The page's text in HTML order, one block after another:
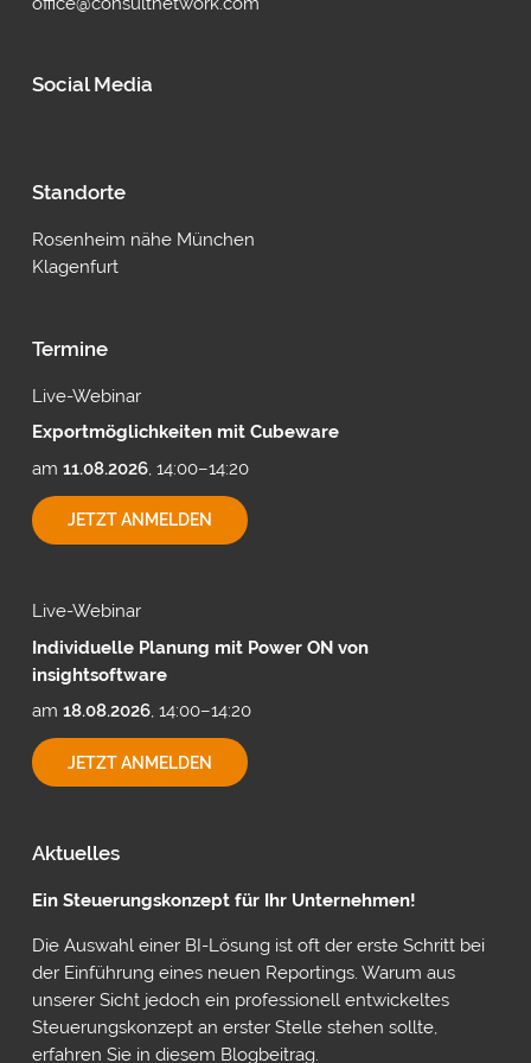
Social Media
Standorte
Rosenheim nähe München
Klagenfurt
Termine
Live-Webinar
Exportmöglichkeiten mit Cubeware
am 11.08.2026, 14:00–14:20
JETZT ANMELDENEXPORTMÖGLICHKEITEN
MIT
Live-Webinar
Individuelle Planung mit Power ON von
insightsoftware
am 18.08.2026, 14:00–14:20
JETZT ANMELDENINDIVIDUELLE
PLANUNG
Aktuelles
Ein Steuerungskonzept für Ihr Unternehmen!
Die Auswahl einer BI-Lösung ist oft der erste Schritt bei
der Einführung eines neuen Reportings. Warum aus
unserer Sicht jedoch ein professionell entwickeltes
Steuerungskonzept an erster Stelle stehen sollte,
erfahren Sie in diesem Blogbeitrag.